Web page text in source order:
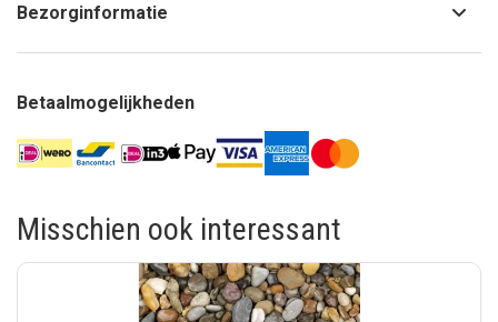
Bezorginformatie
Betaalmogelijkheden
Misschien ook interessant